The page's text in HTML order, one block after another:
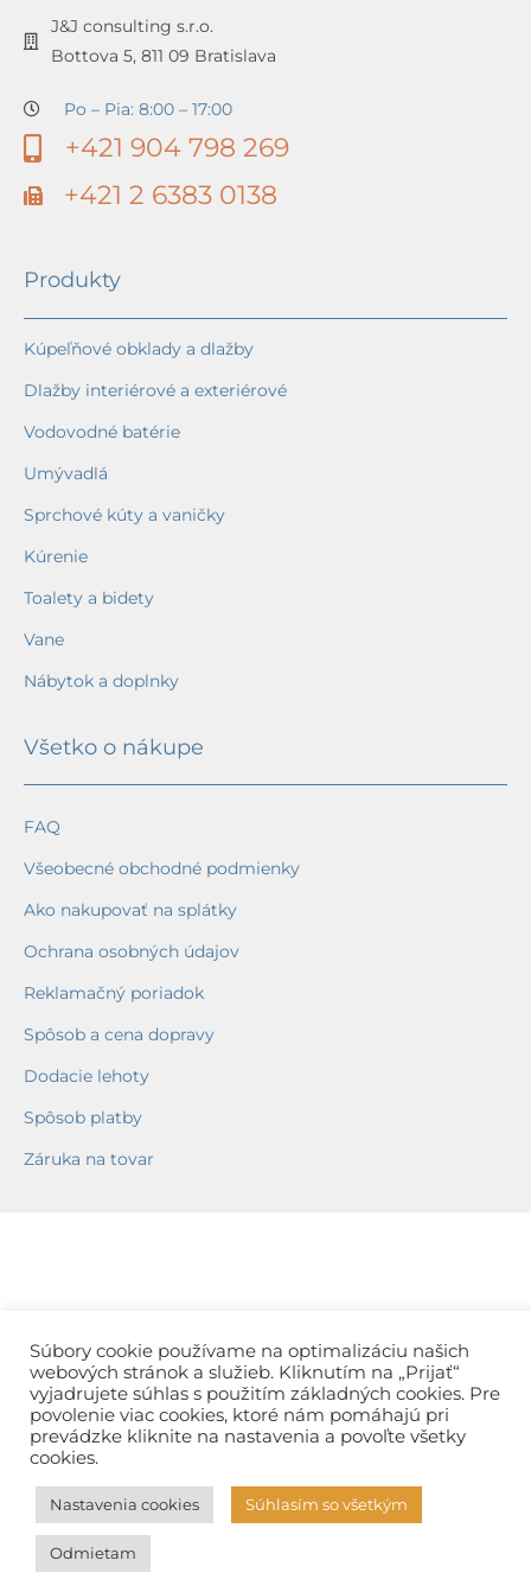
J&J consulting s.r.o.
Bottova 5, 811 09 Bratislava
Po – Pia: 8:00 – 17:00
+421 904 798 269
+421 2 6383 0138
Produkty
Kúpeľňové obklady a dlažby
Dlažby interiérové a exteriérové
Vodovodné batérie
Umývadlá
Sprchové kúty a vaničky
Kúrenie
Toalety a bidety
Vane
Nábytok a doplnky
Všetko o nákupe
FAQ
Všeobecné obchodné podmienky
Ako nakupovať na splátky
Ochrana osobných údajov
Reklamačný poriadok
Spôsob a cena dopravy
Dodacie lehoty
Spôsob platby
Záruka na tovar
Súbory cookie používame na optimalizáciu našich
webových stránok a služieb. Kliknutím na „Prijať“
vyjadrujete súhlas s použitím základných cookies. Pre
povolenie viac cookies, ktoré nám pomáhajú pri
prevádzke kliknite na nastavenia a povoľte všetky
cookies.
Nastavenia cookies Súhlasím so všetkým
Odmietam